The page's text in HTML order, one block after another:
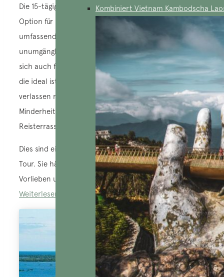
Kombiniert Vietnam Kambodscha
Die 15-tägige Vietnam-Rundreise ist eine beliebte
Option für Reisende von AucoeurVietnam, da sie einen
umfassenden Überblick über das Land mit seinen
unumgänglichen Sehenswürdigkeiten bietet. Sie eignet
sich auch für eine Erkundung der großen Nordschleife,
die ideal ist, wenn Sie die ausgetretenen Pfade
verlassen möchten, um Vietnams ethnische
Minderheiten zu treffen und die Schönheit der
Reisterrassen auf Wanderungen zu bewundern.
Dies sind einige Beispiele für eine 15-tägige Vietnam-
Tour. Sie hätten die Möglichkeit, sie ganz nach Ihren
Vorlieben und Interessen anzupassen.
Weiterlesen